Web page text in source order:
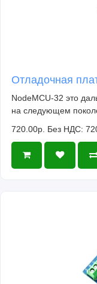
Отладочная
NodeMCU-32 это
на следующем
720.00р. Без НДС: